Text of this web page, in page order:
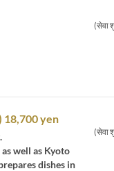
(सेवा
(सेवा
18,700 yen
well as Kyoto
dishes in